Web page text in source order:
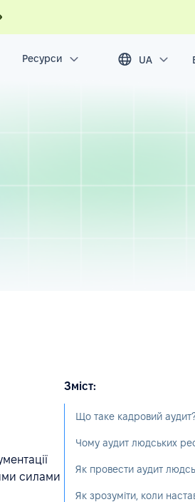
Ресурси UA
силами
Зміст:
Що таке кадровий
Чому аудит людських
Як провести аудит